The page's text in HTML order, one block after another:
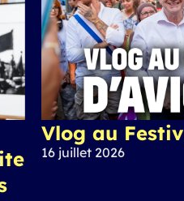
Vlog au
16 juillet 2026